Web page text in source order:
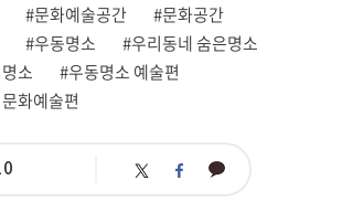
#문화예술공간
#문화공간
#우동명소
#우리동네 숨은명소
소
#우동명소 예술편
화예술편
트 페 카